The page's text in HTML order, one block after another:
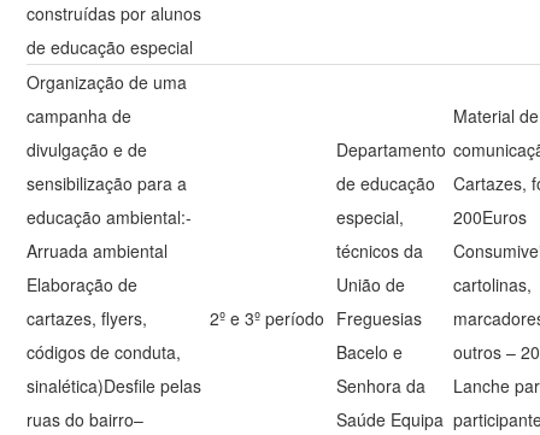
construídas por alunos
de educação especial
Organização de uma
campanha de
divulgação e de
sensibilização para a
educação ambiental:-
Arruada ambiental
Elaboração de
cartazes, flyers,
códigos de conduta,
sinalética)Desfile pelas
ruas do bairro–
2º e 3º período
Departamento
de educação
especial,
técnicos da
União de
Freguesias
Bacelo e
Senhora da
Saúde Equipa
Material de
Cartazes,
200Euros
cartolinas,
outros –
Lanche